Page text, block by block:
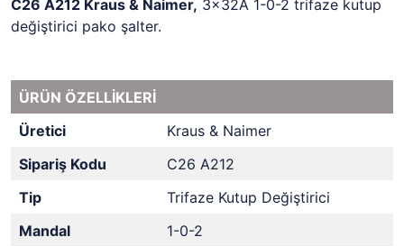
C26 A212 Kraus & Naimer, 3x32A 1-0-2 trifaze kutup
değiştirici pako şalter.
ÜRÜN ÖZELLİKLERİ
Üretici
Kraus & Naimer
Sipariş Kodu
C26 A212
Tip
Trifaze Kutup Değiştirici
Mandal
1-0-2